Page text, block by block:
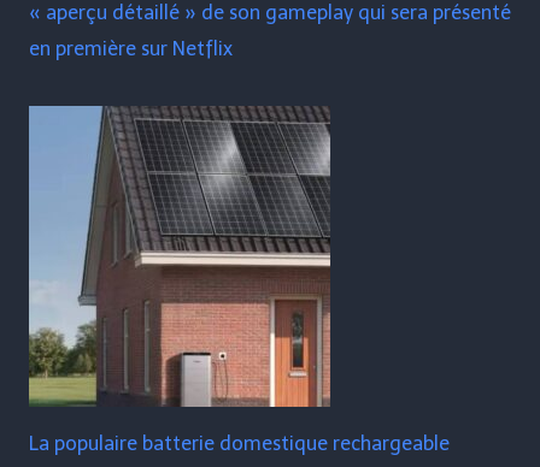
« aperçu détaillé » de son gameplay qui sera présenté
en première sur Netflix
La populaire batterie domestique rechargeable